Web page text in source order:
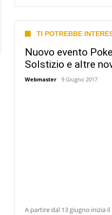
TI POTREBBE
Nuovo evento
Solstizio e altre
Webmaster 9 Giugno 2017
A partire dal 13 giugno inizia